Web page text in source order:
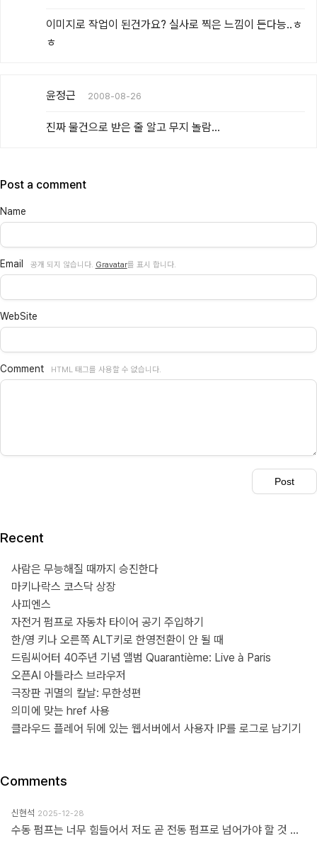
이미지로 작업이 된건가요? 실사로 찍은 느낌이 든다능..ㅎ
ㅎ
윤정근 2008-08-26
진짜 물건으로 받은 줄 알고 무지 놀람...
Post a comment
Name
Email 공개 되지 않습니다. Gravatar를 표시 합니다.
WebSite
Comment HTML 태그를 사용할 수 없습니다.
Recent
사람은 무능해질 때까지 승진한다
마키나락스 코스닥 상장
사피엔스
자전거 펌프로 자동차 타이어 공기 주입하기
한/영 키나 오른쪽 ALT키로 한영전환이 안 될 때
드림씨어터 40주년 기념 앨범 Quarantième: Live à Paris
오픈AI 아틀라스 브라우저
극장판 귀멸의 칼날: 무한성편
의미에 맞는 href 사용
클라우드 플레어 뒤에 있는 웹서버에서 사용자 IP를 로그로 남기기
Comments
신현석 2025-12-28
수동 펌프는 너무 힘들어서 저도 곧 전동 펌프로 넘어가야 할 것 같네요.